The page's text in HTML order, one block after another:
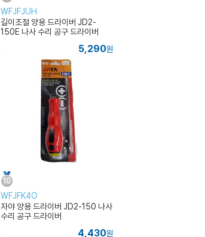
WFJFJUH
길이조절 양용 드라이버 JD2-
150E 나사 수리 공구 드라이버
5,290원
WFJFK4O
자야 양용 드라이버 JD2-150 나사
수리 공구 드라이버
4,430원